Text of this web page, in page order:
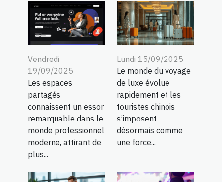
Vendredi
19/09/2025
Les espaces
partagés
connaissent un essor
remarquable dans le
monde professionnel
moderne, attirant de
plus...
Lundi 15/09/2025
Le monde du voyage
de luxe évolue
rapidement et les
touristes chinois
s’imposent
désormais comme
une force...